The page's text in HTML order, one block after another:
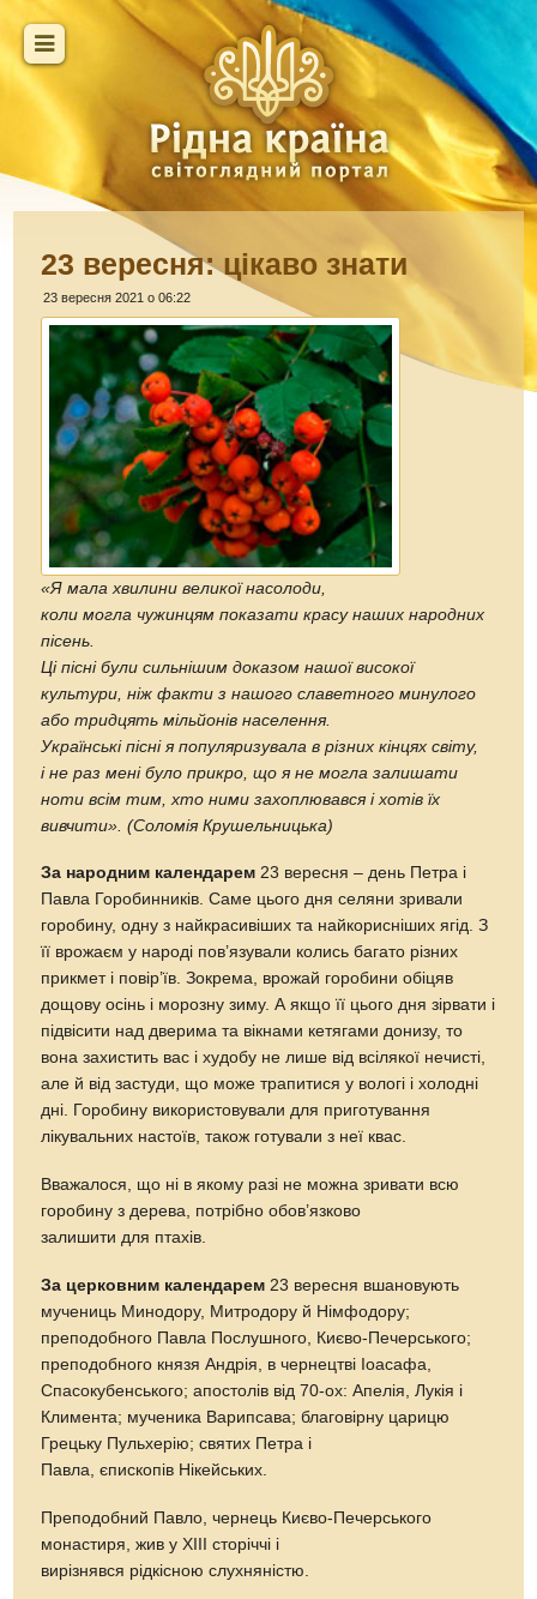
23 вересня: цікаво знати
23 вересня 2021 о 06:22
«Я мала хвилини великої насолоди,
коли могла чужинцям показати красу наших народних
пісень.
Ці пісні були сильнішим доказом нашої високої
культури, ніж факти з нашого славетного минулого
або тридцять мільйонів населення.
Українські пісні я популяризувала в різних кінцях світу,
і не раз мені було прикро, що я не могла залишати
ноти всім тим, хто ними захоплювався і хотів їх
вивчити». (Соломія Крушельницька)
За народним календарем 23 вересня – день Петра і
Павла Горобинників. Саме цього дня селяни зривали
горобину, одну з найкрасивіших та найкорисніших ягід. З
її врожаєм у народі пов’язували колись багато різних
прикмет і повір’їв. Зокрема, врожай горобини обіцяв
дощову осінь і морозну зиму. А якщо її цього дня зірвати і
підвісити над дверима та вікнами кетягами донизу, то
вона захистить вас і худобу не лише від всілякої нечисті,
але й від застуди, що може трапитися у вологі і холодні
дні. Горобину використовували для приготування
лікувальних настоїв, також готували з неї квас.
Вважалося, що ні в якому разі не можна зривати всю
горобину з дерева, потрібно обов’язково
залишити для птахів.
За церковним календарем 23 вересня вшановують
мучениць Минодору, Митродору й Німфодору;
преподобного Павла Послушного, Києво-Печерського;
преподобного князя Андрія, в чернецтві Іоасафа,
Спасокубенського; апостолів від 70-ох: Апелія, Лукія і
Климента; мученика Варипсава; благовірну царицю
Грецьку Пульхерію; святих Петра і
Павла, єпископів Нікейських.
Преподобний Павло, чернець Києво-Печерського
монастиря, жив у ХІІІ сторіччі і
вирізнявся рідкісною слухняністю.